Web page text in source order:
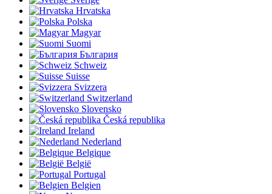
Hrvatska
Polska
Magyar
Suomi
България
Schweiz
Suisse
Svizzera
Switzerland
Slovensko
Česká republika
Ireland
Nederland
Belgique
België
Portugal
Belgien